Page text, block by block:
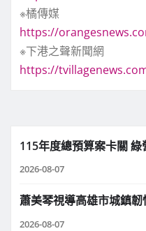
※橘傳媒
https://
※下港之聲新聞網
https://
115年度總預算案卡關
2026-08-07
蕭美琴視導高雄市城鎮韌
2026-08-07